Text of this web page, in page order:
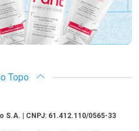
Topo
S.A. | CNPJ: 61.412.110/0565-33